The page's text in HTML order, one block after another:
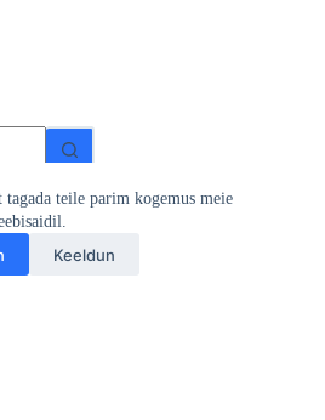
tagada teile parim kogemus meie
Keeldun